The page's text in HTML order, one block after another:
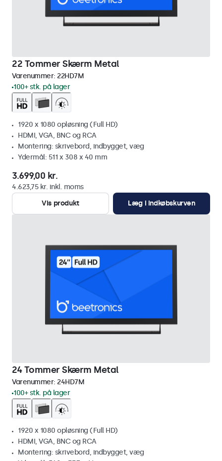
22 Tommer Skærm Metal
Varenummer: 22HD7M
100+ stk. på lager
1920 x 1080 opløsning (Full HD)
HDMI, VGA, BNC og RCA
Montering: skrivebord, indbygget, væg
Ydermål: 511 x 308 x 40 mm
3.699,00 kr.
4.623,75 kr. inkl. moms
Vis produkt
Læg i indkøbskurven
24 Tommer Skærm Metal
Varenummer: 24HD7M
100+ stk. på lager
1920 x 1080 opløsning (Full HD)
HDMI, VGA, BNC og RCA
Montering: skrivebord, indbygget, væg